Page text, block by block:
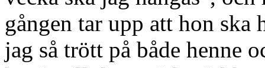
gången tar upp att hon ska
jag så trött på både henne